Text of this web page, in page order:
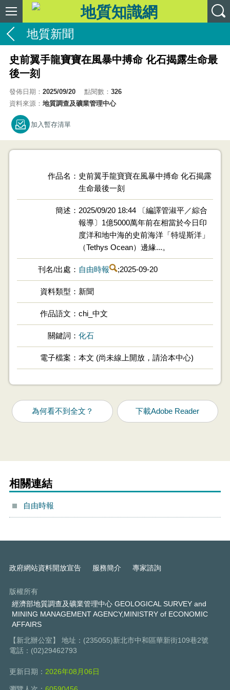
地質新聞
史前翼手龍寶寶在風暴中搏命 化石揭露生命最
後一刻
發佈日期： 2025/09/20 點閱數： 326
資料來源： 地質調查及礦業管理中心
加入暫存清單
作品名
史前翼手龍寶寶在風暴中搏命 化石揭露
生命最後一刻
簡述
2025/09/20 18:44 〔編譯管淑平／綜合
報導〕1億5000萬年前在相當於今日印
度洋和地中海的史前海洋「特堤斯洋」
（Tethys Ocean）邊緣...。
刊名/出處 自由時報 ;2025-09-20
資料類型 新聞
作品語文 chi_中文
關鍵詞 化石
電子檔案 本文 (尚未線上開放，請洽本中心)
為何看不到全文？ 下載Adobe Reader
相關連結
自由時報
政府網站資料開放宣告 服務簡介 專家諮詢
版權所有
經濟部地質調查及礦業管理中心 GEOLOGICAL SURVEY and
MINING MANAGEMENT AGENCY,MINISTRY of ECONOMIC
AFFAIRS
【新北辦公室】 地址：(235055)新北市中和區華新街109巷2號
電話：(02)29462793
更新日期： 2026年08月06日